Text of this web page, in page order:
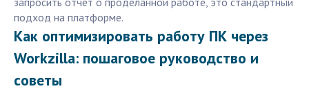
подход на платформе.
Как оптимизировать работу ПК через
Workzilla: пошаговое руководство и
советы